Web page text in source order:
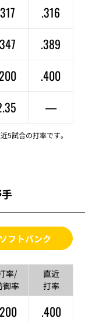
.316
.389
.400
—
5試合の打率です。
フトバンク
率/
御率
直近
打率
.400